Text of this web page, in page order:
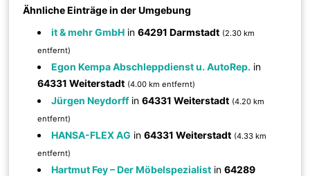
Ähnliche Einträge in der Umgebung
it & mehr GmbH in64291 Darmstadt (2.30 km
entfernt)
Egon Kempa Abschleppdienst u. AutoRep. in
64331 Weiterstadt (4.00 km entfernt)
Jürgen Neydorffin64331 Weiterstadt (4.20 km
entfernt)
HANSA-FLEX AG in64331 Weiterstadt (4.33 km
entfernt)
Hartmut Fey – Der Möbelspezialist in64289